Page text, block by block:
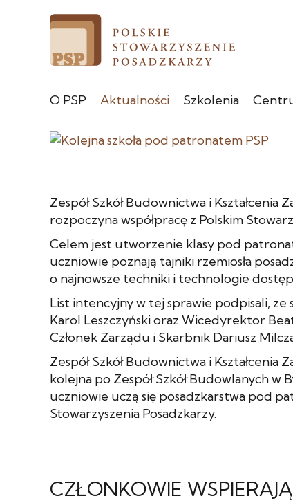
O PSP Aktualności Szkolenia
Zespół Szkół Budownictwa i Kształcenia
rozpoczyna współpracę z Polskim
Celem jest utworzenie klasy pod
uczniowie poznają tajniki rzemiosła
o najnowsze techniki i technologie
List intencyjny w tej sprawie podpisali,
Karol Leszczyński oraz Wicedyrektor
Członek Zarządu i Skarbnik Dariusz
Zespół Szkół Budownictwa i Kształcenia
kolejna po Zespół Szkół Budowlanych w
uczniowie uczą się posadzkarstwa pod
Stowarzyszenia Posadzkarzy.
CZŁONKOWIE